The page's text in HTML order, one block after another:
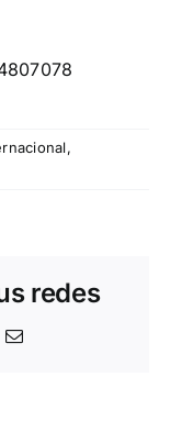
,
redes
Correo